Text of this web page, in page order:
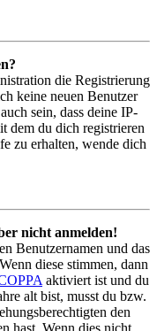
die Registrierung
keine neuen Benutzer
sein, dass deine IP-
dem du dich registrieren
zu erhalten, wende dich
nicht anmelden!
Benutzernamen und das
diese stimmen, dann
aktiviert ist und du
alt bist, musst du bzw.
den
hast. Wenn dies nicht